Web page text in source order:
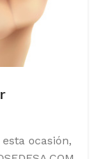
ocasión,